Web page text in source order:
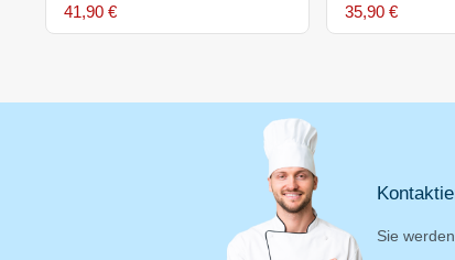
41,90 € 35,90 €
Sie